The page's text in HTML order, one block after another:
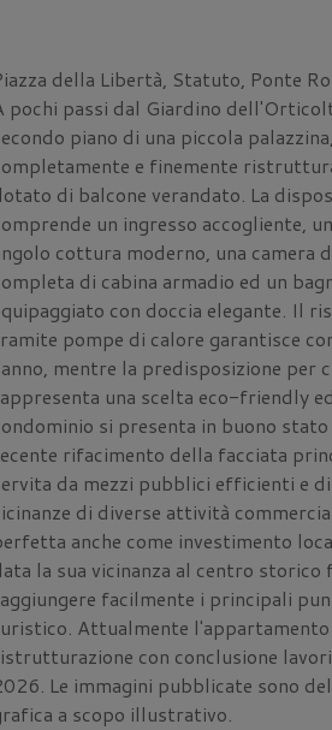
della Libertà, Statuto, Ponte
pochi passi dal Giardino
piano di una piccola
e finemente
di balcone verandato. La
un ingresso accogliente,
cottura moderno, una camera
di cabina armadio ed un
con doccia elegante. Il
pompe di calore garantisce
mentre la predisposizione per
una scelta eco-friendly
si presenta in buono
rifacimento della facciata
da mezzi pubblici efficienti e
di diverse attività
anche come investimento
la sua vicinanza al centro
facilmente i principali
Attualmente l'appartamento
con conclusione
Le immagini pubblicate sono
a scopo illustrativo.